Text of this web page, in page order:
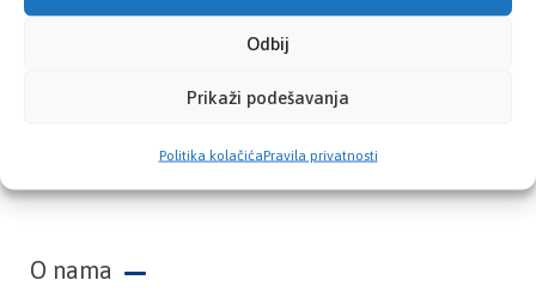
Odbij
Prikaži podešavanja
Politika kolačićaPravila privatnosti
O nama